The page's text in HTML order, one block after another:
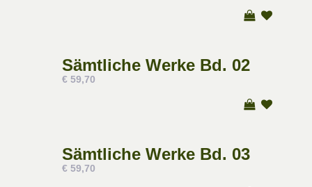
Sämtliche Werke Bd. 02
€ 59,70
Sämtliche Werke Bd. 03
€ 59,70